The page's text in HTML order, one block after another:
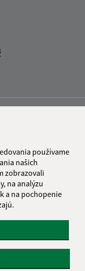
používame
našich
zobrazovali
na analýzu
a na pochopenie